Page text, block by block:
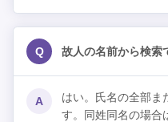
Q 故人の名前から検索
A
はい。氏名の全部ま
す。同姓同名の場合